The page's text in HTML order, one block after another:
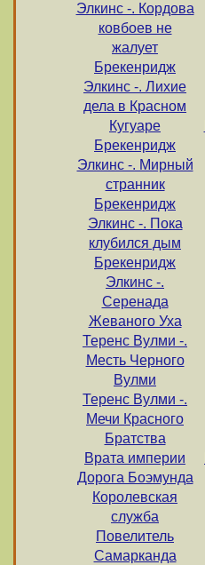
Элкинс -. Кордова
ковбоев не
жалует
Брекенридж
Элкинс -. Лихие
дела в Красном
Кугуаре
Брекенридж
Элкинс -. Мирный
странник
Брекенридж
Элкинс -. Пока
клубился дым
Брекенридж
Элкинс -.
Серенада
Жеваного Уха
Теренс Вулми -.
Месть Черного
Вулми
Теренс Вулми -.
Мечи Красного
Братства
Врата империи
Дорога Боэмунда
Королевская
служба
Повелитель
Самарканда